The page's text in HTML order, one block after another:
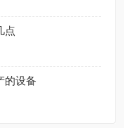
点
的设备